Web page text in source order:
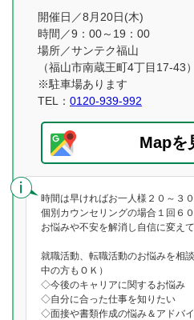
開催日／8月20日(木)
時間／9：00～19：00
場所／サンテク福山
（福山市南蔵王町4丁目17-43）
※駐車場あります
TEL： 0120-939-992
Mapを
時間は早ければお一人様２０～３
個別カウンセリングの場合１回６
お悩みや不安を解消し自信に変え
就職活動、転職活動のお悩みを相
中の方もＯＫ）
◇今後のキャリアに関するお悩み
◇自分に合った仕事を知りたい
◇面接や書類作成の悩み＆アドバ